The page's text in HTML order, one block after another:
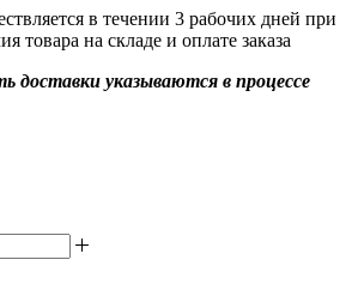
в течении 3 рабочих дней при
товара на складе и оплате заказа
доставки указываются в процессе